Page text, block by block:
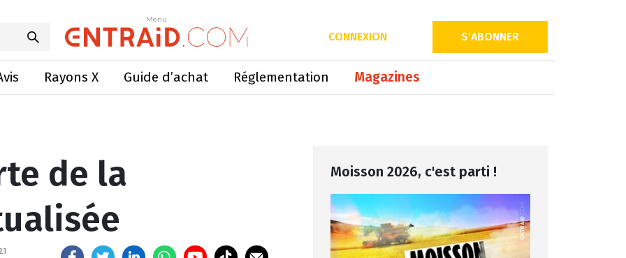
Menu
CONNEXION S'ABONNER
Rayons X Guide d’achat Réglementation Magazines
Menu
de la fenaison mutualisée
de la
Moisson 2026, c'est parti !